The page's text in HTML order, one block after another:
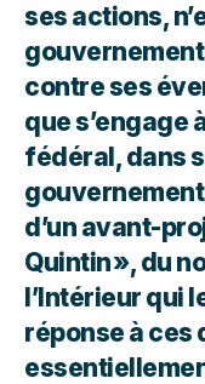
ses actions,
contre ses
que s’engage
fédéral, dans
d’un avant-
Quintin », du
l’Intérieur qui
réponse à ces